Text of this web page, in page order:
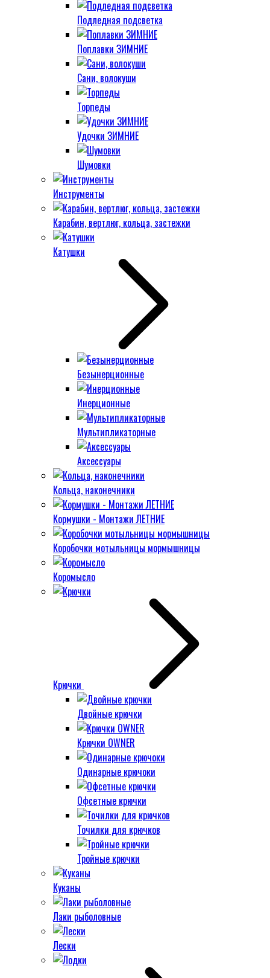
Подледная подсветка
Поплавки ЗИМНИЕ
Сани, волокуши
Торпеды
Удочки ЗИМНИЕ
Шумовки
Инструменты
Карабин, вертлюг, кольца, застежки
Катушки
Безынерционные
Инерционные
Мультипликаторные
Аксессуары
Кольца, наконечники
Кормушки - Монтажи ЛЕТНИЕ
Коробочки мотыльницы мормышницы
Коромысло
Крючки
Двойные крючки
Крючки OWNER
Одинарные крючоки
Офсетные крючки
Точилки для крючков
Тройные крючки
Куканы
Лаки рыболовные
Лески